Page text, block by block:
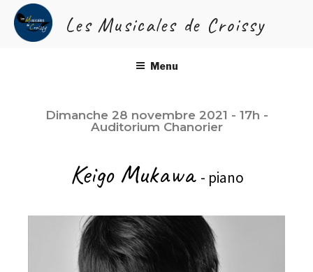
Les Musicales de Croissy
Menu
KEIGO MUKAWA
Dimanche 28 novembre 2021 - 17h -
Auditorium Chanorier
Keigo Mukawa - piano